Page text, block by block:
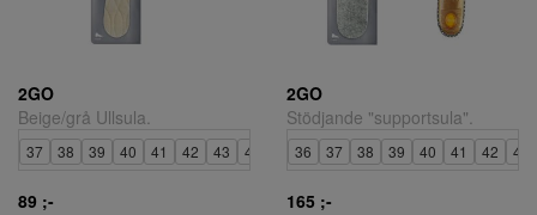
2GO
Beige/grå Ullsula.
37 38 39 40 41 42 43 44 46
89 ;-
2GO
Stödjande "supportsula".
36 37 38 39 40 41 42 43
165 ;-